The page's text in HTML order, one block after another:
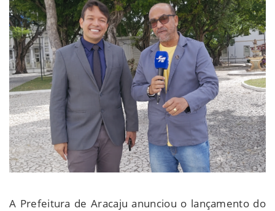
A Prefeitura de Aracaju anunciou o lançamento do